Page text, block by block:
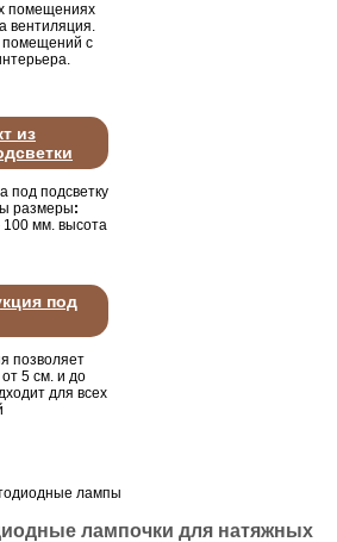
помещениях
вентиляция.
с
из
под подсветку
размеры:
мм. высота
под
позволяет
от 5 см. и до
для всех
лампы
лампочки для натяжных